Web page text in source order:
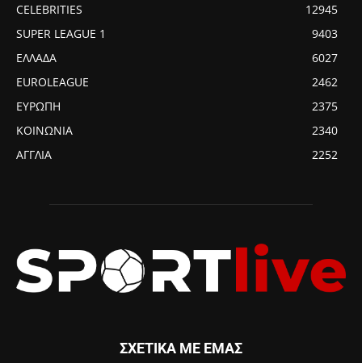
CELEBRITIES
12945
SUPER LEAGUE 1
9403
ΕΛΛΑΔΑ
6027
EUROLEAGUE
2462
ΕΥΡΩΠΗ
2375
ΚΟΙΝΩΝΙΑ
2340
ΑΓΓΛΙΑ
2252
ΣΧΕΤΙΚΑ ΜΕ ΕΜΑΣ